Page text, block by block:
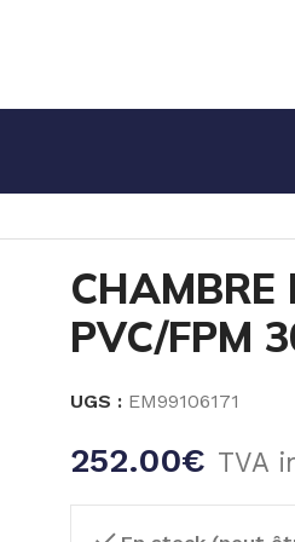
CHAMBRE D’AMORCAGE
CHAMBRE
PVC/FPM
UGS : EM99106171
252.00€ TVA